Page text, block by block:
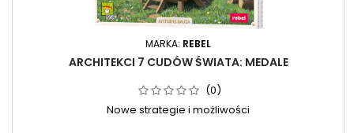
MARKA: REBEL
ARCHITEKCI 7 CUDÓW ŚWIATA: MEDALE
(0)
Nowe strategie i możliwości